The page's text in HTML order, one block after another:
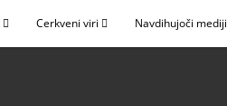
Cerkveni viri Navdihujoči mediji